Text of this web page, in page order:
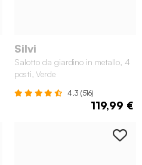
Silvi
Salotto da giardino in metallo, 4
posti, Verde
4.3 (516)
119,99 €